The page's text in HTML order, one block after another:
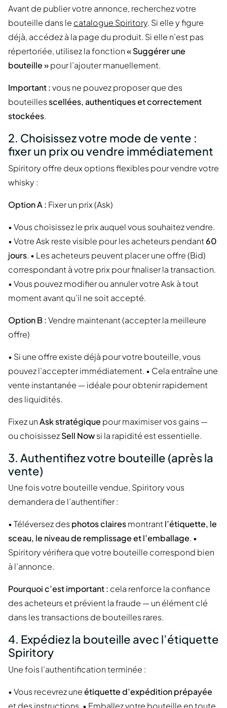
Avant de publier votre annonce, recherchez votre
bouteille dans le catalogue Spiritory. Si elle y figure
déjà, accédez à la page du produit. Si elle n’est pas
répertoriée, utilisez la fonction« Suggérer une
bouteille »pour l’ajouter manuellement.
Important :vous ne pouvez proposer que des
bouteillesscellées, authentiques et correctement
stockées.
2. Choisissez votre mode de vente :
fixer un prix ou vendre immédiatement
Spiritory offre deux options flexibles pour vendre votre
whisky :
Option A : Fixer un prix (Ask)
• Vous choisissez le prix auquel vous souhaitez vendre.
• Votre Ask reste visible pour les acheteurs pendant 60
jours. • Les acheteurs peuvent placer une offre (Bid)
correspondant à votre prix pour finaliser la transaction.
• Vous pouvez modifier ou annuler votre Ask à tout
moment avant qu’il ne soit accepté.
Option B :Vendre maintenant (accepter la meilleure
offre)
• Si une offre existe déjà pour votre bouteille, vous
pouvez l’accepter immédiatement. • Cela entraîne une
vente instantanée — idéale pour obtenir rapidement
des liquidités.
Fixez unAsk stratégique pour maximiser vos gains —
ou choisissezSell Nowsi la rapidité est essentielle.
3. Authentifiez votre bouteille (après la
vente)
Une fois votre bouteille vendue, Spiritory vous
demandera de l’authentifier :
• Téléversez desphotos clairesmontrantl’étiquette, le
sceau, le niveau de remplissage et l’emballage. •
Spiritory vérifiera que votre bouteille correspond bien
à l’annonce.
Pourquoi c’est important : cela renforce la confiance
des acheteurs et prévient la fraude — un élément clé
dans les transactions de bouteilles rares.
4. Expédiez la bouteille avec l’étiquette
Spiritory
Une fois l’authentification terminée :
• Vous recevrez uneétiquette d’expédition prépayée
et des instructions. • Emballez votre bouteille en toute